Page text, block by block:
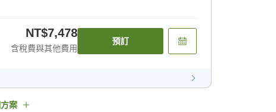
NT$7,478
含稅費與其他費用
預訂
案